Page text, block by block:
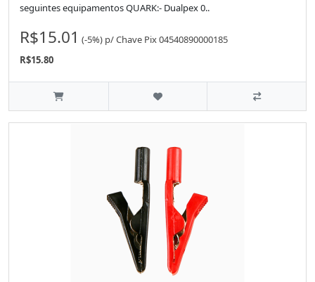
seguintes equipamentos QUARK:- Dualpex 0..
R$15.01 (-5%) p/Chave Pix 04540890000185
R$15.80